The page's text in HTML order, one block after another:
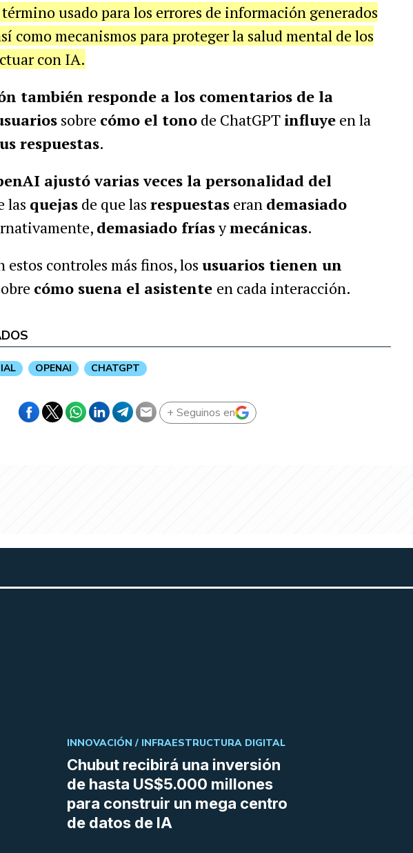
usado para los errores de información generados
como mecanismos para proteger la salud mental de los
con IA.
también responde a los comentarios de la
sobre cómo el tonode ChatGPT influyeen la
respuestas.
ajustó varias veces la personalidad del
las quejasde que las respuestaseran demasiado
demasiado fríasymecánicas.
estos controles más finos, los usuarios tienen un
cómo suena el asistente en cada interacción.
OPENAI CHATGPT
+ Seguinos en
Chubut recibirá una inversión
de hasta US$5.000 millones
para construir un mega centro
de datos de IA
INNOVACIÓN / INFRAESTRUCTURA DIGITAL